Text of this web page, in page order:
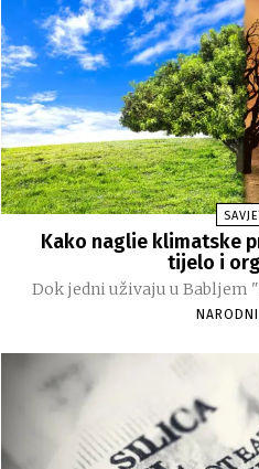
Kako naglie klimatske
tijelo i
Dok jedni uživaju u Babljem